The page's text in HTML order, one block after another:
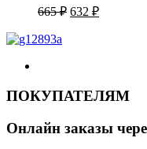
665₽ 632 ₽Текущая
ПОКУПАТЕЛЯМ
Онлайн заказы